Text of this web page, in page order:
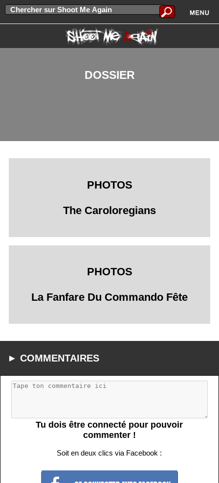
DOSSIER
PHOTOS
The Caroloregians
PHOTOS
La Fanfare Du Commando Fête
► COMMENTAIRES
Tu dois être connecté pour pouvoir
commenter !
Soit en deux clics via Facebook :